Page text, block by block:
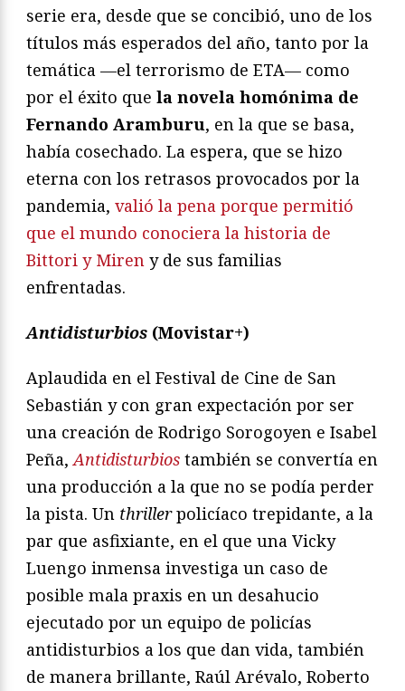
serie era, desde que se concibió, uno de los
títulos más esperados del año, tanto por la
temática —el terrorismo de ETA— como
por el éxito que la novela homónima de
Fernando Aramburu, en la que se basa,
había cosechado. La espera, que se hizo
eterna con los retrasos provocados por la
pandemia, valió la pena porque permitió
que el mundo conociera la historia de
Bittori y Miren y de sus familias
enfrentadas.
Antidisturbios (Movistar+)
Aplaudida en el Festival de Cine de San
Sebastián y con gran expectación por ser
una creación de Rodrigo Sorogoyen e Isabel
Peña,Antidisturbios también se convertía en
una producción a la que no se podía perder
la pista. Un thrillerpolicíaco trepidante, a la
par que asfixiante, en el que una Vicky
Luengo inmensa investiga un caso de
posible mala praxis en un desahucio
ejecutado por un equipo de policías
antidisturbios a los que dan vida, también
de manera brillante, Raúl Arévalo, Roberto